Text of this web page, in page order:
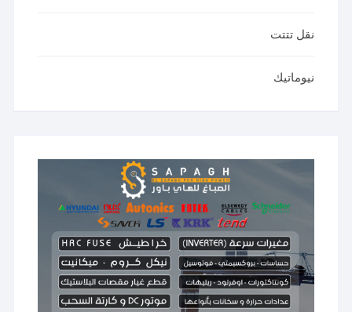
نقل تتتت
نيوماتيك